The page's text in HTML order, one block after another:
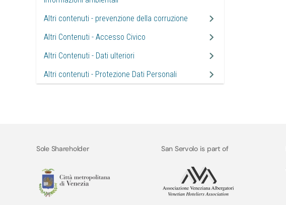
Altri contenuti - prevenzione della corruzione
Altri Contenuti - Accesso Civico
Altri Contenuti - Dati ulteriori
Altri contenuti - Protezione Dati Personali
Sole Shareholder San Servolo is part of